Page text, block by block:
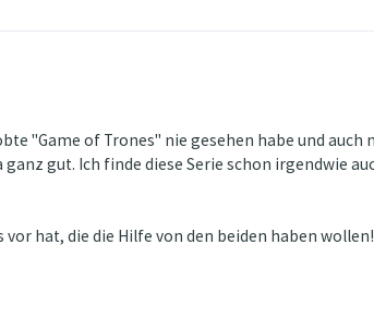
"Game of Trones" nie gesehen habe und auch
gut. Ich finde diese Serie schon irgendwie
hat, die die Hilfe von den beiden haben wollen!